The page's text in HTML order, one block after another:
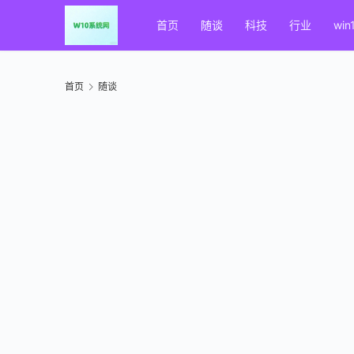
首页 随谈 科技 行业
首页 随谈